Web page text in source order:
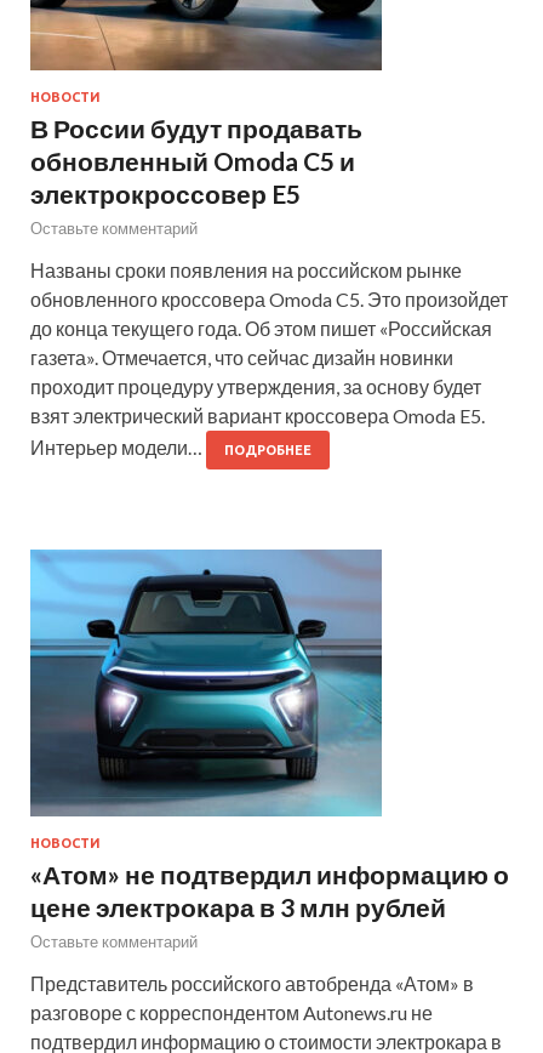
НОВОСТИ
В России будут продавать
обновленный Omoda C5 и
электрокроссовер E5
Оставьте комментарий
Названы сроки появления на российском рынке
обновленного кроссовера Omoda C5. Это произойдет
до конца текущего года. Об этом пишет «Российская
газета». Отмечается, что сейчас дизайн новинки
проходит процедуру утверждения, за основу будет
взят электрический вариант кроссовера Omoda E5.
Интерьер модели…
ПОДРОБНЕЕ
НОВОСТИ
«Атом» не подтвердил информацию о
цене электрокара в 3 млн рублей
Оставьте комментарий
Представитель российского автобренда «Атом» в
разговоре с корреспондентом Autonews.ru не
подтвердил информацию о стоимости электрокара в